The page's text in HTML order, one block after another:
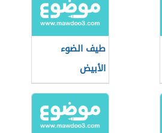
طيف الضوء
الأبيض